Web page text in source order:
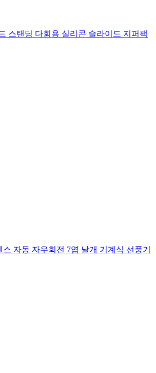
스탠딩 다회용 실리콘 슬라이드 지퍼팩
스 자동 자우회전 7엽 날개 기계식 선풍기